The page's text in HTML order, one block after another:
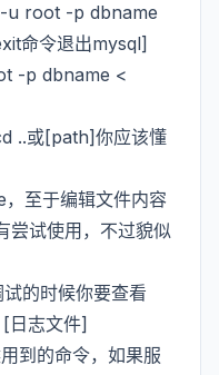
u root -p dbname
命令退出mysql]
-p dbname <
..或[path]你应该懂
至于编辑文件内容
尝试使用，不过貌似
的时候你要查看
日志文件]
到的命令，如果服